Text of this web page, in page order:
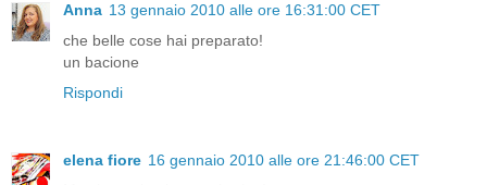
Anna 13 gennaio 2010 alle ore 16:31:00 CET
che belle cose hai preparato!
un bacione
Rispondi
elena fiore 16 gennaio 2010 alle ore 21:46:00 CET